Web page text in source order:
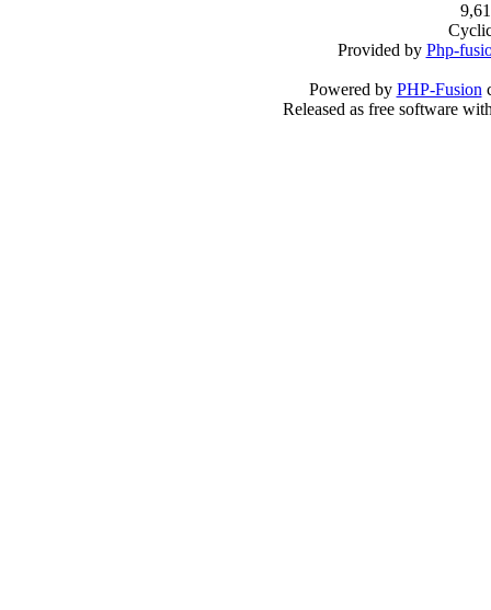
Provided by Php-
Powered by PHP-Fusion
Released as free software